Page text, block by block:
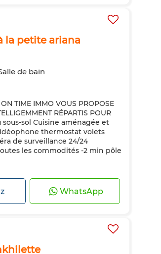
la petite ariana
de bain
TIME IMMO VOUS PROPOSE
RÉPARTIS POUR
sous-sol Cuisine aménagée et
thermostat volets
de surveillance 24/24
les commodités -2 min pôle
WhatsApp